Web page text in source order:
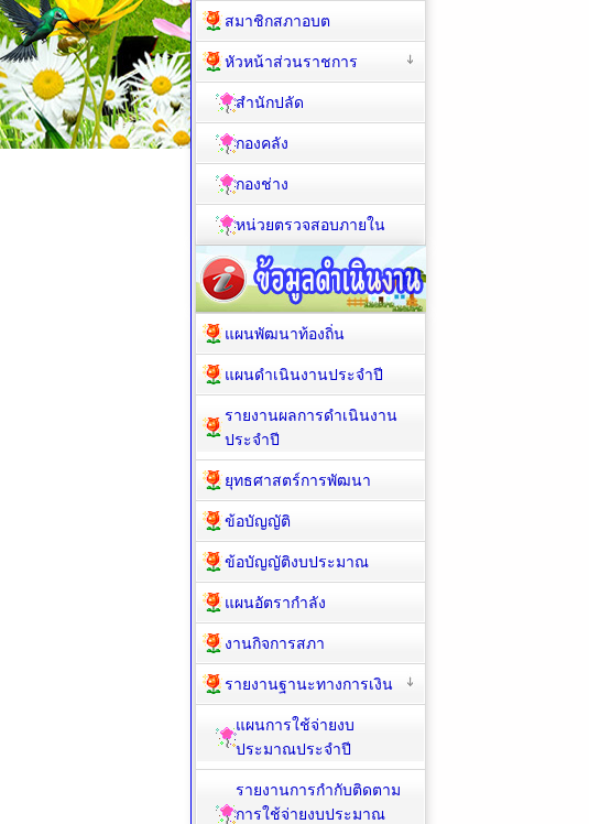
สมาชิกสภาอบต
หัวหน้าส่วนราชการ
สำนักปลัด
กองคลัง
กองช่าง
หน่วยตรวจสอบภายใน
แผนพัฒนาท้องถิ่น
แผนดำเนินงานประจำปี
รายงานผลการดำเนินงาน
ประจำปี
ยุทธศาสตร์การพัฒนา
ข้อบัญญัติ
ข้อบัญญัติงบประมาณ
แผนอัตรากำลัง
งานกิจการสภา
รายงานฐานะทางการเงิน
แผนการใช้จ่ายงบ
ประมาณประจำปี
รายงานการกำกับติดตาม
การใช้จ่ายงบประมาณ